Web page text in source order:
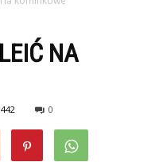
NA
442 0